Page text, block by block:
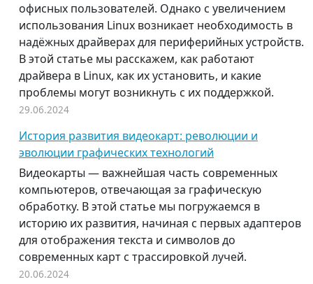
офисных пользователей. Однако с увеличением
использования Linux возникает необходимость в
надёжных драйверах для периферийных устройств.
В этой статье мы расскажем, как работают
драйвера в Linux, как их установить, и какие
проблемы могут возникнуть с их поддержкой.
29.06.2024
История развития видеокарт: революции и
эволюции графических технологий
Видеокарты — важнейшая часть современных
компьютеров, отвечающая за графическую
обработку. В этой статье мы погружаемся в
историю их развития, начиная с первых адаптеров
для отображения текста и символов до
современных карт с трассировкой лучей.
20.06.2024